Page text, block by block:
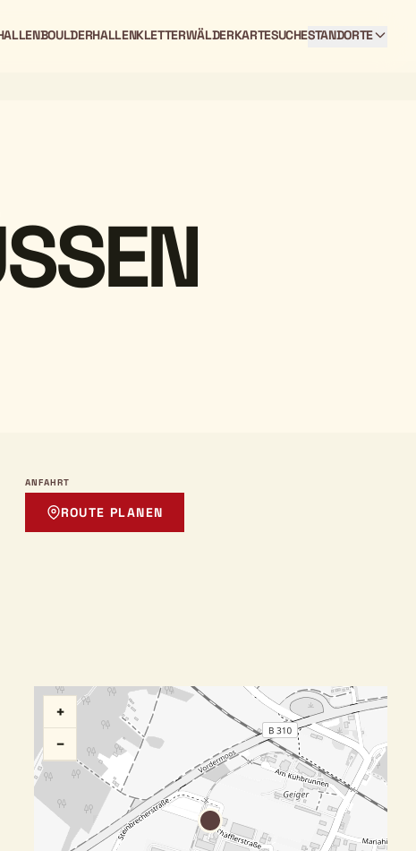
BOULDERHALLENKLETTERWÄLDERKARTESUCHESTANDORTE
ANFAHRT
ROUTE PLANEN
+
−